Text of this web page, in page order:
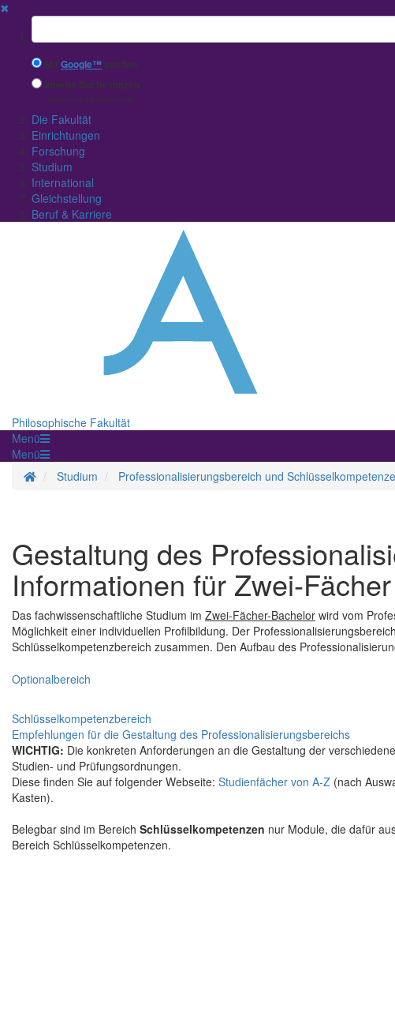
✖
Suchbegriff
MitGoogle™ suchen
Interne Suche nutzen
(eingeschränkte Ergebnisqualität)
Die Fakultät
Einrichtungen
Forschung
Studium
International
Gleichstellung
Beruf & Karriere
Philosophische Fakultät
Menü
Menü
Startseite
Studium Professionalisierungsbereich und
Gestaltung des
Informationen für Zwei-
Das fachwissenschaftliche Studium im Zwei-Fächer-Bachelor wird vom
Möglichkeit einer individuellen Profilbildung. Der
Schlüsselkompetenzbereich zusammen. Den Aufbau des
Optionalbereich
Schlüsselkompetenzbereich
Empfehlungen für die Gestaltung des Professionalisierungsbereichs
WICHTIG: Die konkreten Anforderungen an die Gestaltung der
Studien- und Prüfungsordnungen.
Diese finden Sie auf folgender Webseite: Studienfächer von A-Z (nach
Kasten).
Belegbar sind im Bereich Schlüsselkompetenzen nur Module, die dafür
Bereich Schlüsselkompetenzen.